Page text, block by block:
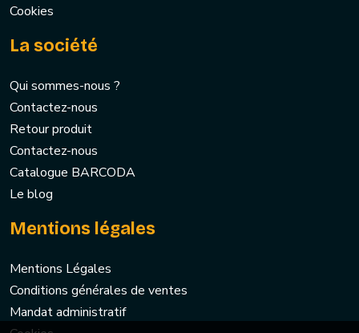
Cookies
La société
Qui sommes-nous ?
Contactez-nous
Retour produit
Contactez-nous
Catalogue BARCODA
Le blog
Mentions légales
Mentions Légales
Conditions générales de ventes
Mandat administratif